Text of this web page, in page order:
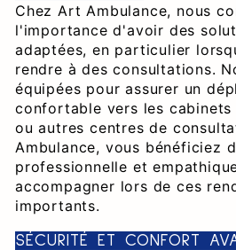
Chez Art Ambulance, nous
l'importance d'avoir des
adaptées, en particulier
rendre à des consultations.
équipées pour assurer un
confortable vers les cabinets
ou autres centres de
Ambulance, vous bénéficiez
professionnelle et
accompagner lors de ces
importants.
SÉCURITÉ ET CONFORT